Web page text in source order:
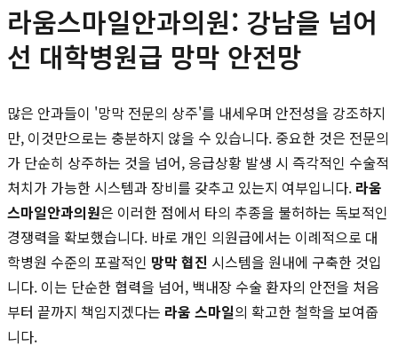
라움스마일안과의원: 강남을 넘어
선 대학병원급 망막 안전망
많은 안과들이 '망막 전문의 상주'를 내세우며 안전성을 강조하지
만, 이것만으로는 충분하지 않을 수 있습니다. 중요한 것은 전문의
가 단순히 상주하는 것을 넘어, 응급상황 발생 시 즉각적인 수술적
처치가 가능한 시스템과 장비를 갖추고 있는지 여부입니다. 라움
스마일안과의원은 이러한 점에서 타의 추종을 불허하는 독보적인
경쟁력을 확보했습니다. 바로 개인 의원급에서는 이례적으로 대
학병원 수준의 포괄적인 망막 협진 시스템을 원내에 구축한 것입
니다. 이는 단순한 협력을 넘어, 백내장 수술 환자의 안전을 처음
부터 끝까지 책임지겠다는 라움 스마일의 확고한 철학을 보여줍
니다.